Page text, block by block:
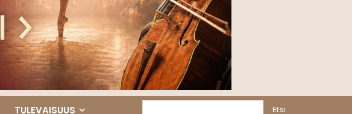
TULEVAISUUS Etsi